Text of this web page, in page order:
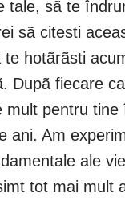
sã te
sã citesti
hotãrãsti
Dupã fiecare
pentru
ani. Am
ale
tot mai